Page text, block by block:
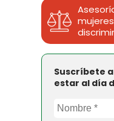
Suscríbete
estar al día